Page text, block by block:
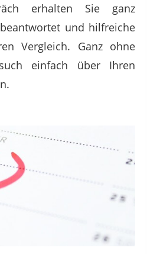
erhalten Sie ganz
und hilfreiche
Vergleich. Ganz ohne
einfach über Ihren